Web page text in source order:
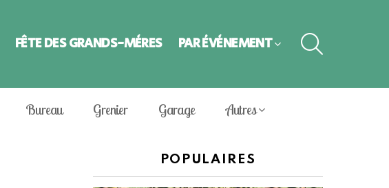
FÊTE DES GRANDS-MÈRES PAR ÉVÈNEMENT
Bureau Grenier Garage Autres
POPULAIRES